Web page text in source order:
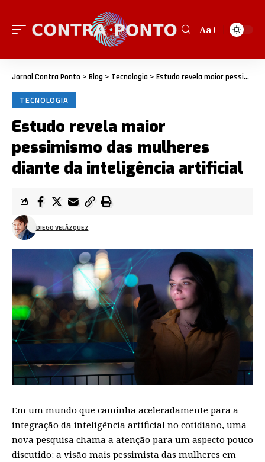
Aa
Jornal Contra Ponto > Blog > Tecnologia > Estudo revela maior pessimismo das mulheres diante da inteligência artificial
TECNOLOGIA
Estudo revela maior
pessimismo das mulheres
diante da inteligência artificial
DIEGO VELÁZQUEZ
Em um mundo que caminha aceleradamente para a
integração da inteligência artificial no cotidiano, uma
nova pesquisa chama a atenção para um aspecto pouco
discutido: a visão mais pessimista das mulheres em